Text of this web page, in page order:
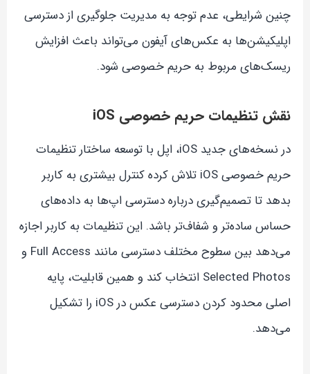
چنین شرایطی، عدم توجه به مدیریت جلوگیری از دسترسی
اپلیکیشن‌ها به عکس‌های آیفون می‌تواند باعث افزایش
ریسک‌های مربوط به حریم خصوصی شود.
نقش تنظیمات حریم خصوصی iOS
در نسخه‌های جدید iOS، اپل با توسعه ساختار تنظیمات
حریم خصوصی iOS تلاش کرده کنترل بیشتری به کاربر
بدهد تا تصمیم‌گیری درباره دسترسی اپ‌ها به داده‌های
حساس ساده‌تر و شفاف‌تر باشد. این تنظیمات به کاربر اجازه
می‌دهد بین سطوح مختلف دسترسی مانند Full Access و
Selected Photos انتخاب کند و همین قابلیت، پایه
اصلی محدود کردن دسترسی عکس در iOS را تشکیل
می‌دهد.